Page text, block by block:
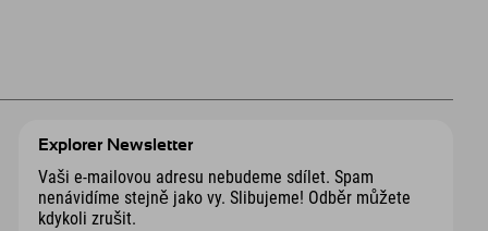
Explorer Newsletter
Vaši e-mailovou adresu nebudeme sdílet. Spam
nenávidíme stejně jako vy. Slibujeme! Odběr můžete
kdykoli zrušit.